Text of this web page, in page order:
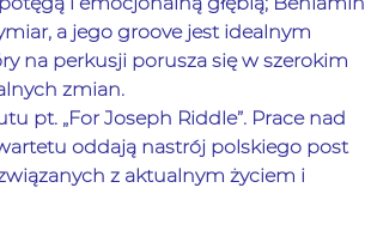
a jego groove jest idealnym
na perkusji porusza się w szerokim
zmian.
pt. „For Joseph Riddle”. Prace nad
oddają nastrój polskiego post
z aktualnym życiem i